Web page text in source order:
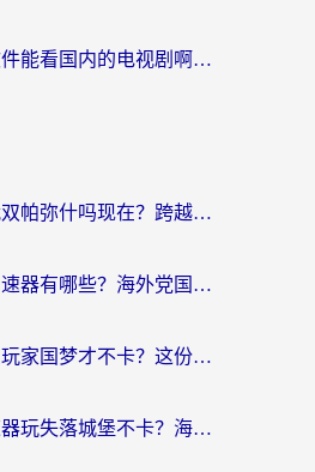
在国外用什么软件能看国内的电视剧啊？留学生亲测有效的回国加速方案
在欧洲可以打战双帕弥什吗现在？跨越延迟墙的实战指南
国外奇迹暖暖加速器有哪些？海外党国服游戏畅玩终极指南（附亲测推荐）
在意大利，怎么玩家国梦才不卡？这份终极加速指南请收好
美国用什么加速器玩失落城堡不卡？海外党亲测有效的国服游戏加速指南